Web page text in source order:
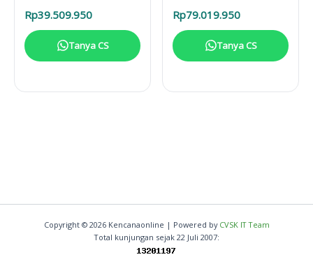
Pencampuran Efisien
Rp39.509.950
Tanya CS
Industri
Rp79.019.950
Tanya CS
Copyright © 2026 Kencanaonline | Powered by CVSK IT Team
Total kunjungan sejak 22 Juli 2007: